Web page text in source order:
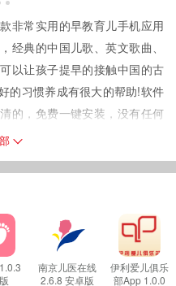
非常实用的早教育儿手机应用
经典的中国儿歌、英文歌曲、
以让孩子提早的接触中国的古
的习惯养成有很大的帮助!软件
的，免费一键安装，没有任何
的下载各种儿歌!喜欢这款软件
画片的早教育儿软件，动画的
模式为您免去弹窗的烦恼，育
南京儿医在线
2.6.8 安卓版
伊利爱儿俱乐
部App 1.0.0